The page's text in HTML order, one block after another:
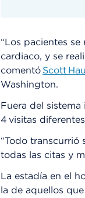
“Los pacientes
cardiaco, y se
comentó Scott
Washington.
Fuera del
4 visitas
“Todo transcurrió
todas las citas y
La estadía en el
la de aquellos